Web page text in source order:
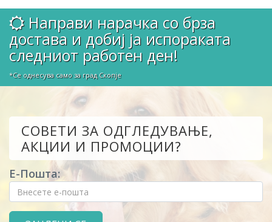
Направи нарачка со брза
достава и добиј ја испораката
следниот работен ден!
*Се однесува само за град Скопје
СОВЕТИ ЗА ОДГЛЕДУВАЊЕ,
АКЦИИ И ПРОМОЦИИ?
Е-Пошта: